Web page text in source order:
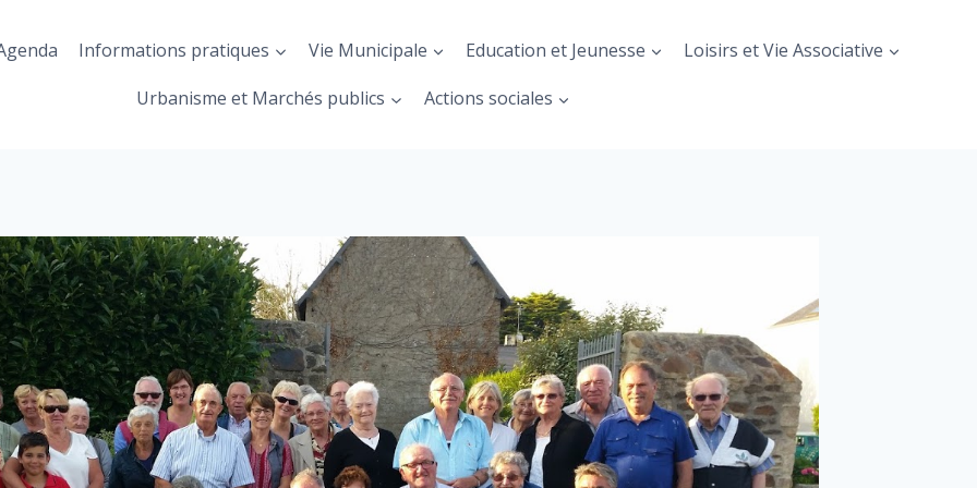
Informations pratiques Vie Municipale Education et Jeunesse Loisirs et Vie Associative
Urbanisme et Marchés publics Actions sociales